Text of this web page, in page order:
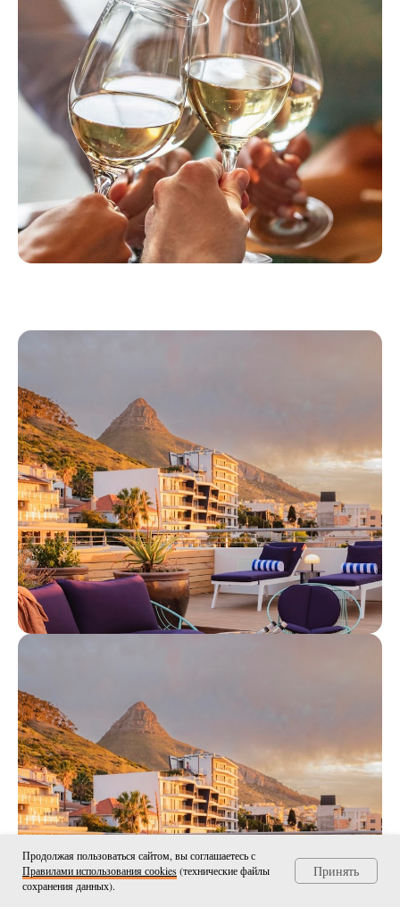
Продолжая пользоваться сайтом, вы соглашаетесь с
Правилами использования сооkies(технические файлы
сохранения данных).
Принять